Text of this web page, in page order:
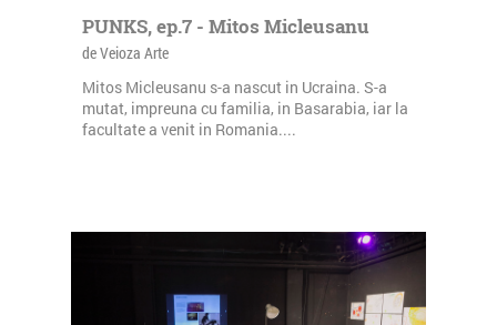
PUNKS, ep.7 - Mitos Micleusanu
de Veioza Arte
Mitos Micleusanu s-a nascut in Ucraina. S-a
mutat, impreuna cu familia, in Basarabia, iar la
facultate a venit in Romania....